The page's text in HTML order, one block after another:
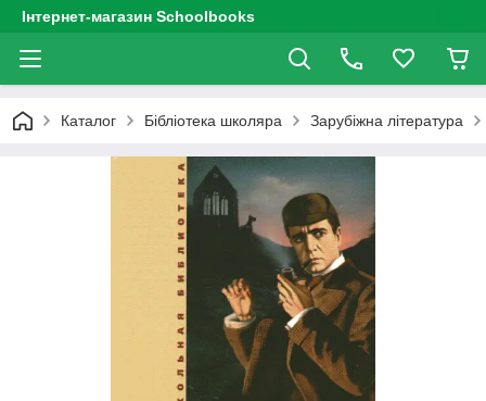
Інтернет-магазин Schoolbooks
Каталог Бібліотека школяра Зарубіжна література